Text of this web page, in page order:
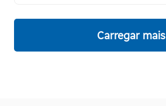
Carregar mais